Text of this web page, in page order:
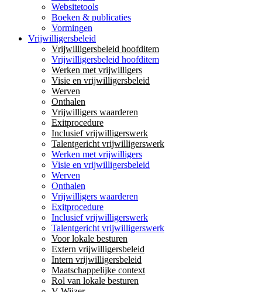
Websitetools
Boeken & publicaties
Vormingen
Vrijwilligersbeleid
Vrijwilligersbeleid hoofditem
Vrijwilligersbeleid hoofditem
Werken met vrijwilligers
Visie en vrijwilligersbeleid
Werven
Onthalen
Vrijwilligers waarderen
Exitprocedure
Inclusief vrijwilligerswerk
Talentgericht vrijwilligerswerk
Werken met vrijwilligers
Visie en vrijwilligersbeleid
Werven
Onthalen
Vrijwilligers waarderen
Exitprocedure
Inclusief vrijwilligerswerk
Talentgericht vrijwilligerswerk
Voor lokale besturen
Extern vrijwilligersbeleid
Intern vrijwilligersbeleid
Maatschappelijke context
Rol van lokale besturen